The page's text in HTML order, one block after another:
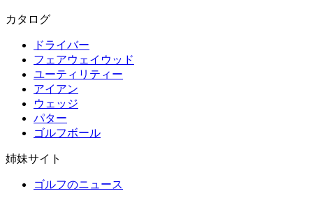
カタログ
ドライバー
フェアウェイウッド
ユーティリティー
アイアン
ウェッジ
パター
ゴルフボール
姉妹サイト
ゴルフのニュース